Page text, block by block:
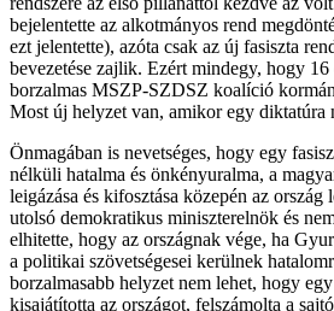
bejelentette az alkotmányos rend
ezt jelentette), azóta csak az új fasiszta
bevezetése zajlik. Ezért mindegy, hogy
borzalmas MSZP-SZDSZ koalíció
Most új helyzet van, amikor egy diktatúra
Önmagában is nevetséges, hogy egy
nélküli hatalma és önkényuralma, a
leigázása és kifosztása közepén az ország
utolsó demokratikus miniszterelnök és
elhitette, hogy az országnak vége, ha
a politikai szövetségesei kerülnek
borzalmasabb helyzet nem lehet, hogy
kisajátította az országot, felszámolta a